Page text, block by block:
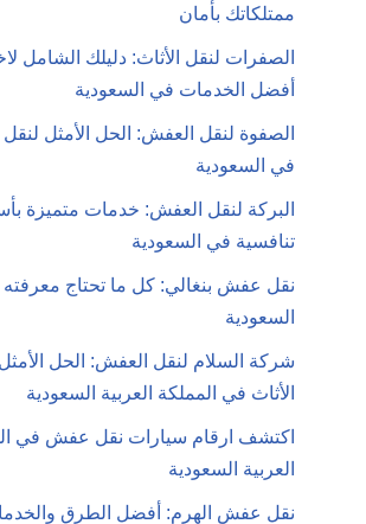
ممتلكاتك بأمان
الصفرات لنقل الأثاث: دليلك الشامل
أفضل الخدمات في السعودية
الصفوة لنقل العفش: الحل الأمثل لنقل
في السعودية
البركة لنقل العفش: خدمات متميزة
تنافسية في السعودية
نقل عفش بنغالي: كل ما تحتاج
السعودية
شركة السلام لنقل العفش: الحل
الأثاث في المملكة العربية السعودية
اكتشف ارقام سيارات نقل عفش في
العربية السعودية
نقل عفش الهرم: أفضل الطرق